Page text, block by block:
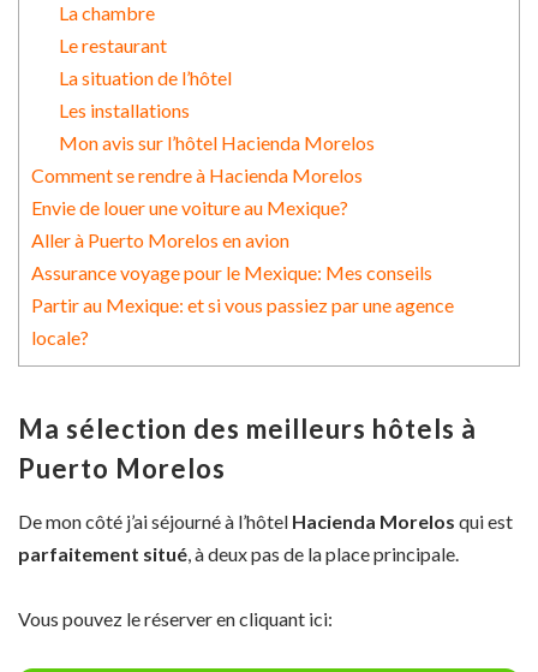
La chambre
Le restaurant
La situation de l’hôtel
Les installations
Mon avis sur l’hôtel Hacienda Morelos
Comment se rendre à Hacienda Morelos
Envie de louer une voiture au Mexique?
Aller à Puerto Morelos en avion
Assurance voyage pour le Mexique: Mes conseils
Partir au Mexique: et si vous passiez par une agence
locale?
Ma sélection des meilleurs hôtels à
Puerto Morelos
De mon côté j’ai séjourné à l’hôtel Hacienda Morelos qui est
parfaitement situé, à deux pas de la place principale.
Vous pouvez le réserver en cliquant ici: